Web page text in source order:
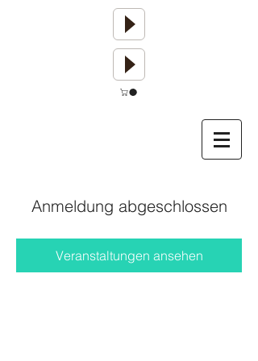
Anmeldung abgeschlossen
Veranstaltungen ansehen